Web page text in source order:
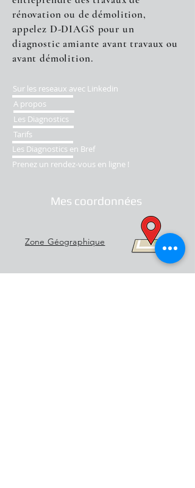
rénovation ou de démolition,
appelez D-DIAGS pour un
diagnostic amiante avant travaux ou
avant démolition.
Sur les reseaux avec Linkedin
A propos
Les Diagnostics
Tarifs
Les Diagnostics en Bref
Prenez un rendez-vous en ligne !
Mes coordonnées
Zone Géographique